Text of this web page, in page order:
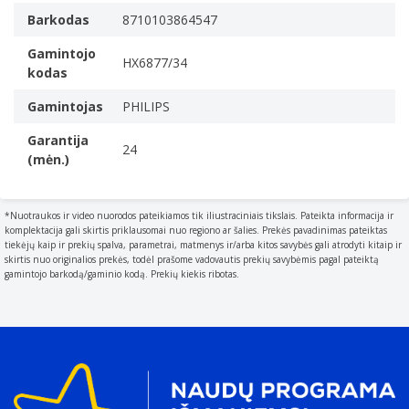
The characteristics of the toothbrush, defined by the
oscillsting.
„Sonic“ dantų šepetėlis
Reguliuojamas greitis
Įmontuotas laikmatis
2 min.
Dantų valymo režimų skaičius
3
Dantų valymo režimai
Produkto spalva
The colour e.g. red
Barkodas
8710103864547
Gamintojo
kodas
HX6877/34
Gamintojas
PHILIPS
Garantija
(mėn.)
24
*Nuotraukos ir video nuorodos pateikiamos tik iliustraciniais tikslais. Pateikta informacija ir
komplektacija gali skirtis priklausomai nuo regiono ar šalies. Prekės pavadinimas pateiktas
tiekėjų kaip ir prekių spalva, parametrai, matmenys ir/arba kitos savybės gali atrodyti kitaip ir
skirtis nuo originalios prekės, todėl prašome vadovautis prekių savybėmis pagal pateiktą
gamintojo barkodą/gaminio kodą. Prekių kiekis ribotas.